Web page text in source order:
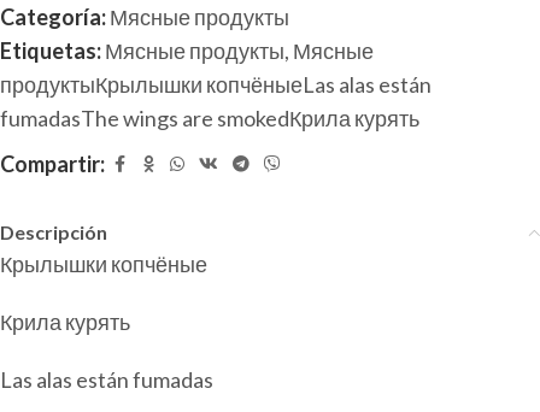
Categoría:Мясные продукты
Etiquetas:Мясные продукты, Мясные
продуктыКрылышки копчёныеLas alas están
fumadasThe wings are smokedКрила курять
Compartir:
Descripción
Крылышки копчёные
Крила курять
Las alas están fumadas